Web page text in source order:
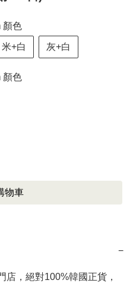
顏色
米+白 灰+白
顏色
物車
−
店，絕對100%韓國正貨，